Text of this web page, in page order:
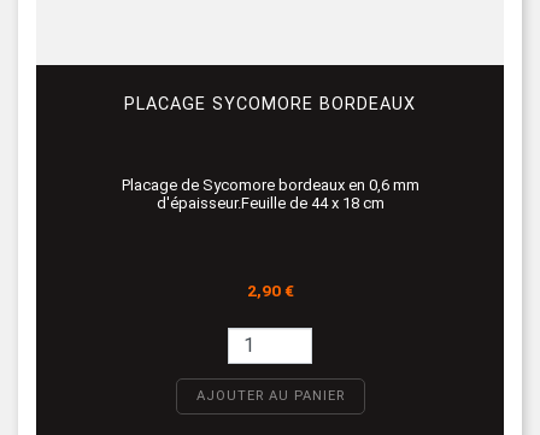
PLACAGE SYCOMORE BORDEAUX
Placage de Sycomore bordeaux en 0,6 mm
d'épaisseur.Feuille de 44 x 18 cm
Prix
2,90 €
AJOUTER AU PANIER